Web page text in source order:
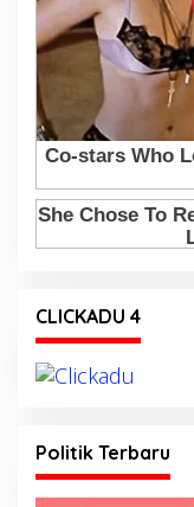
CLICKADU 4
Politik Terbaru